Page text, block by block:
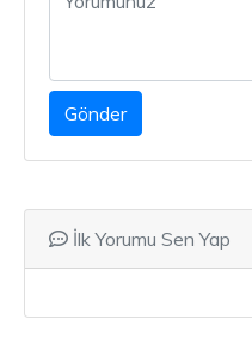
Gönder
İlk Yorumu Sen Yap